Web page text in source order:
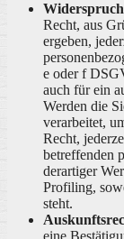
Recht, aus
ergeben,
e oder f
auch für ein
Werden die
verarbeitet,
Recht,
betreffenden
derartiger
Profiling,
steht.
eine